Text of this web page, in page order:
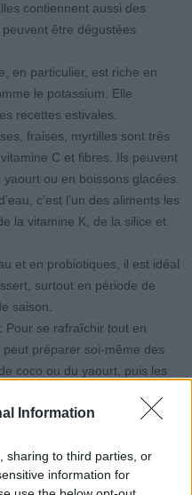
Information
sharing to third parties, or
information for
contiennent aussi des
être dégustées
en particulier, est riche en
le potassium. Elle
recettes estivales.
fraises, myrtilles sont très
C et fibres. Ils peuvent
ou en boissons glacées.
c’est l’un des aliments les
la vitamine K, de la silice et
et en probiotiques, il est idéal
surtout en période de
saison.
: Pour se rafraîchir tout en
préparer soi-même des
coco ou du yaourt, puis les